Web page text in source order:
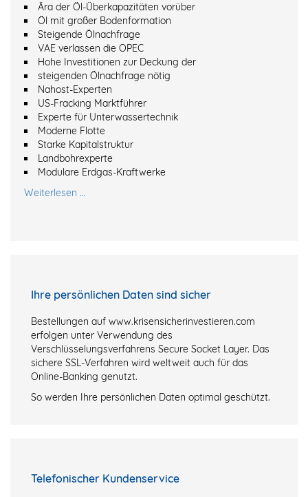
Ära der Öl-Überkapazitäten vorüber
Öl mit großer Bodenformation
Steigende Ölnachfrage
VAE verlassen die OPEC
Hohe Investitionen zur Deckung der
steigenden Ölnachfrage nötig
Nahost-Experten
US-Fracking Marktführer
Experte für Unterwassertechnik
Moderne Flotte
Starke Kapitalstruktur
Landbohrexperte
Modulare Erdgas-Kraftwerke
Weiterlesen …
Ihre persönlichen Daten sind sicher
Bestellungen auf www.krisensicherinvestieren.com
erfolgen unter Verwendung des
Verschlüsselungsverfahrens Secure Socket Layer. Das
sichere SSL-Verfahren wird weltweit auch für das
Online-Banking genutzt.
So werden Ihre persönlichen Daten optimal geschützt.
Telefonischer Kundenservice